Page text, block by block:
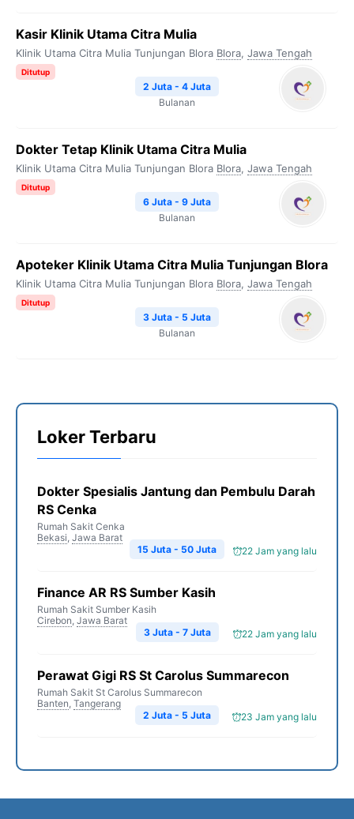
Kasir Klinik Utama Citra Mulia
Klinik Utama Citra Mulia Tunjungan Blora Blora, Jawa Tengah
Ditutup
2 Juta - 4 Juta
Bulanan
Dokter Tetap Klinik Utama Citra Mulia
Klinik Utama Citra Mulia Tunjungan Blora Blora, Jawa Tengah
Ditutup
6 Juta - 9 Juta
Bulanan
Apoteker Klinik Utama Citra Mulia Tunjungan Blora
Klinik Utama Citra Mulia Tunjungan Blora Blora, Jawa Tengah
Ditutup
3 Juta - 5 Juta
Bulanan
Loker Terbaru
Dokter Spesialis Jantung dan Pembulu Darah
RS Cenka
Rumah Sakit Cenka
Bekasi, Jawa Barat
22 Jam yang lalu
15 Juta - 50 Juta
Finance AR RS Sumber Kasih
Rumah Sakit Sumber Kasih
Cirebon, Jawa Barat
22 Jam yang lalu
3 Juta - 7 Juta
Perawat Gigi RS St Carolus Summarecon
Rumah Sakit St Carolus Summarecon
Banten, Tangerang
23 Jam yang lalu
2 Juta - 5 Juta